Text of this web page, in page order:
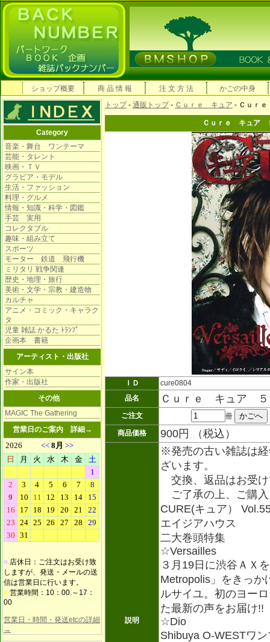
ショップ概要 商 品 情 報 注 文 方 法 かごの中身
Category
音楽・舞台 ワンテーマ
芸能・タレント
映画・ＴＶ
グラビア・モデル
生活・ファッション
料理・グルメ
情報・知識・科学・図鑑
手芸 実用
コレクタブル
趣味・組み立て
スポーツ
モーター 鉄道 飛行機
ミリタリ 戦争関連
歴史・地理・旅行
美術・文学・宗教・建造物
カルチャ
アニメ・コミック・キャラク
タ
児童 雑誌 かるた ﾄﾗﾝﾌﾟ
企画本 書籍
アーティスト・出版社
サイン本
作家・出版社
その他
MAGIC The Gathering
営業日のご案内 詳細→
■ 店休日：ご注文はお受け致
しますが、発送・メールの送
信は営業日に行います。
■ 営業時間：10：00.～17：
00
営業日・時間・発送etcの詳細
→
トップ- 通販トップ- Ｃｕｒｅ キュア - Ｃｕｒ
Ｃｕｒｅ キュア
ＩＤ
cure0804
品名
Ｃｕｒｅ キュア ５
ご注文
冊
商品価格
900円 （税込）
説明
※発売の古い雑誌は
ざいます。
交換、返品はお受
ご了承の上、ご購
CURE(キュア）
エイジアハウス
二大巻頭特集
☆Versailles
３月19日に渋谷ＡＸ
Metropolis」をきっか
ルサイユ。初のヨー
た最新の声をお届け!!
☆Dio
Shibuya O-WESTワ